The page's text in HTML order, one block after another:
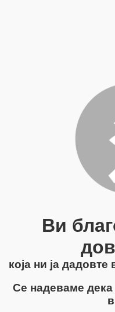
Ви
која ни ја
Се надеваме дека